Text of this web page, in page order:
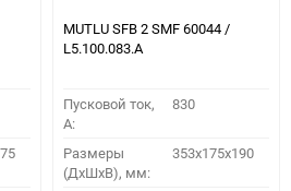
MUTLU SFB 2 SMF 60044 /
L5.100.083.A
Пусковой ток,
A:
830
Размеры
(ДхШхВ), мм:
353x175x190